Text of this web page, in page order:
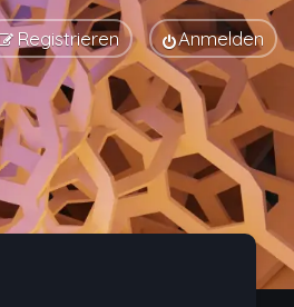
Anmelden
Registrieren